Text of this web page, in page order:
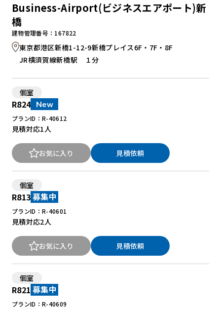
Business-Airport(ビジネスエアポート)新
橋
建物管理番号：167822
東京都港区新橋1-12-9新橋プレイス6F・7F・8F
JR横須賀線新橋駅 １分
個室
R824 New
プランID：R-40612
見積対応1人
お気に入り 見積依頼
個室
R813 募集中
プランID：R-40601
見積対応2人
お気に入り 見積依頼
個室
R821 募集中
プランID：R-40609